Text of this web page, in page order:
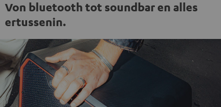
Von bluetooth tot soundbar en alles
ertussenin.